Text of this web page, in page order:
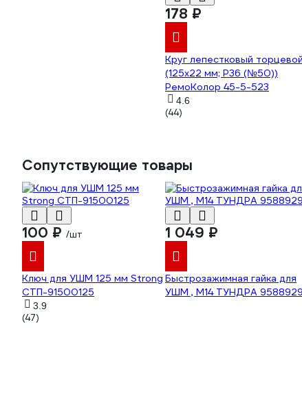
178 ₽
Круг лепестковый торцевой
(125x22 мм; Р36 (№50))
РемоКолор 45-5-523
4.6
(44)
Сопутствующие товары
100 ₽ /шт
Ключ для УШМ 125 мм Strong
СТП-91500125
3.9
(47)
1 049 ₽
Быстрозажимная гайка для
УШМ , М14 ТУНДРА 9588929